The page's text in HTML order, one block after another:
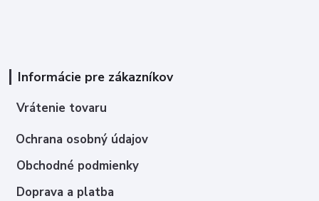
Informácie pre zákazníkov
Vrátenie tovaru
Ochrana osobný údajov
Obchodné podmienky
Doprava a platba